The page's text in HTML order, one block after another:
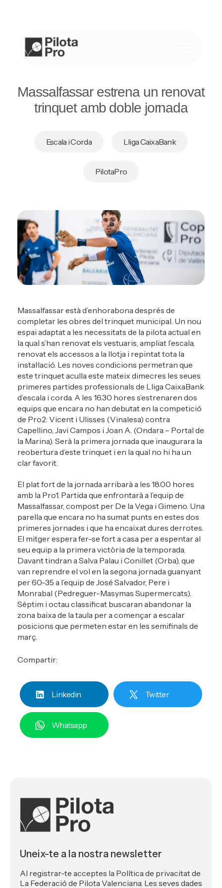
contenido
Massalfassar estrena un renovat
trinquet amb doble jornada
Escala i Corda Lliga CaixaBank
PilotaPro
Massalfassar està d’enhorabona després de
completar les obres del trinquet municipal. Un nou
espai adaptat a les necessitats de la pilota actual en
la qual s’han renovat els vestuaris, ampliat l’escala,
renovat els accessos a la llotja i repintat tota la
instal·lació. Les noves condicions permetran que
este trinquet aculla este mateix dimecres les seues
primeres partides professionals de Lliga CaixaBank
d’escala i corda. A les 16.30 hores s’estrenaren dos
equips que encara no han debutat en la competició
de Pro2: Vicent i Ulisses (Vinalesa) contra
Capellino, Javi Campos i Joan A. (Ondara – Portal de
la Marina). Serà la primera jornada que inaugurara la
reobertura d’este trinquet i en la qual no hi ha un
clar favorit.
El plat fort de la jornada arribarà a les 18.00 hores
amb la Pro1. Partida que enfrontarà a l’equip de
Massalfassar, compost per De la Vega i Gimeno. Una
parella que encara no ha sumat punts en estes dos
primeres jornades i que ha encaixat dures derrotes.
El mitger espera fer-se fort a casa per a espentar al
seu equip a la primera victòria de la temporada.
Davant tindran a Salva Palau i Conillet (Orba), que
van reprendre el vol en la segona jornada guanyant
per 60-35 a l’equip de José Salvador, Pere i
Monrabal (Pedreguer-Masymas Supermercats).
Sèptim i octau classificat buscaran abandonar la
zona baixa de la taula per a començar a escalar
posicions que permeten estar en les semifinals de
març.
Compartir:
Linkedin Twitter
Whatsapp
Uneix-te a la nostra newsletter
Al registrar-te acceptes la Política de privacitat de
La Federació de Pilota Valenciana. Les seves dades